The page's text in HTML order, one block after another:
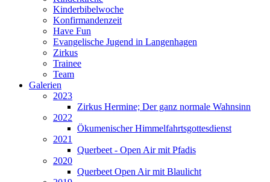
Kinderbibelwoche
Konfirmandenzeit
Have Fun
Evangelische Jugend in Langenhagen
Zirkus
Trainee
Team
Galerien
2023
Zirkus Hermine; Der ganz normale Wahnsinn
2022
Ökumenischer Himmelfahrtsgottesdienst
2021
Querbeet - Open Air mit Pfadis
2020
Querbeet Open Air mit Blaulicht